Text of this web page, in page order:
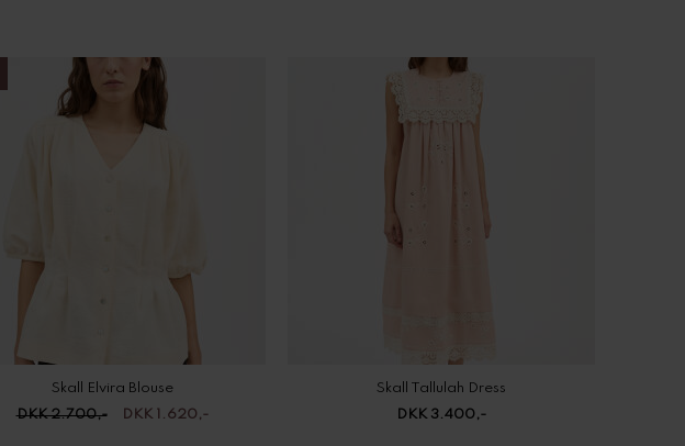
Skall Elvira Blouse
DKK 2.700,-
DKK 1.620,-
Skall Tallulah Dress
DKK 3.400,-